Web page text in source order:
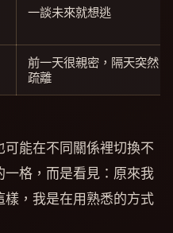
一談未來就想逃
前一天很親密，隔天突然
疏離
能在不同關係裡切換不
一格，而是看見：原來我
，我是在用熟悉的方式